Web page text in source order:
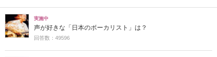
実施中
声が好きな「日本のボーカリスト」は？
回答数：49596